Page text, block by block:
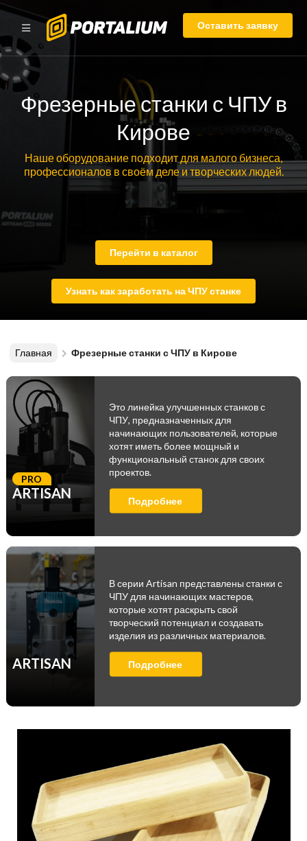
Оставить заявку
Фрезерные станки с ЧПУ в
Кирове
Наше оборудование подходит для малого бизнеса,
профессионалов в своём деле и творческих людей.
Перейти в каталог
Узнать как заработать на ЧПУ станке
Главная Фрезерные станки с ЧПУ в Кирове
ARTISAN
PRO
Это линейка улучшенных станков с
ЧПУ, предназначенных для
начинающих пользователей, которые
хотят иметь более мощный и
функциональный станок для своих
проектов.
Подробнее
ARTISAN
В серии Artisan представлены станки с
ЧПУ для начинающих мастеров,
которые хотят раскрыть свой
творческий потенциал и создавать
изделия из различных материалов.
Подробнее